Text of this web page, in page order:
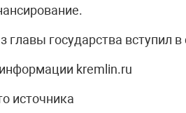
главы государства вступил
kremlin.ru
источника